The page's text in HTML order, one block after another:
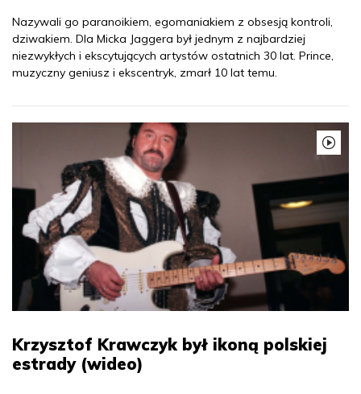
Nazywali go paranoikiem, egomaniakiem z obsesją kontroli,
dziwakiem. Dla Micka Jaggera był jednym z najbardziej
niezwykłych i ekscytujących artystów ostatnich 30 lat. Prince,
muzyczny geniusz i ekscentryk, zmarł 10 lat temu.
Krzysztof Krawczyk był ikoną polskiej
estrady (wideo)